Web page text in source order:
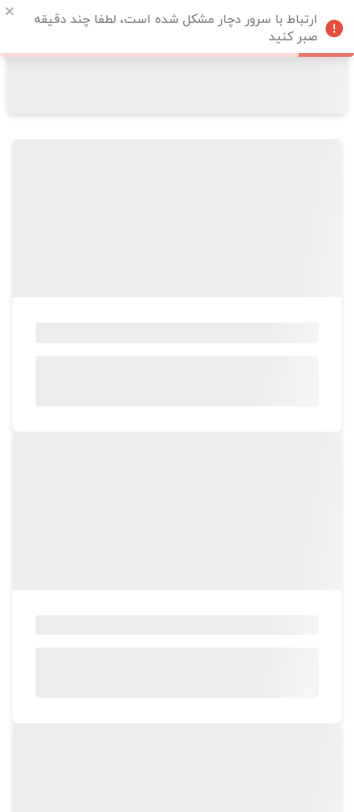
ارتباط با سرور دچار مشکل شده است، لطفا چند دقیقه
صبر کنید